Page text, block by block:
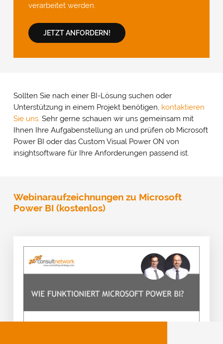
verarbeitet werden.
JETZT ANFORDERN!
Sollten Sie nach einer BI-Lösung suchen oder
Unterstützung in einem Projekt benötigen, kontaktieren
Sie uns. Sehr gerne schauen wir uns gemeinsam mit
Ihnen Ihre Aufgabenstellung an und prüfen ob Microsoft
Power BI oder das Custom Visual Power ON von
insightsoftware für Ihre Anforderungen passend ist.
Webinaraufzeichnungen zu Microsoft
Power BI (kostenlos)